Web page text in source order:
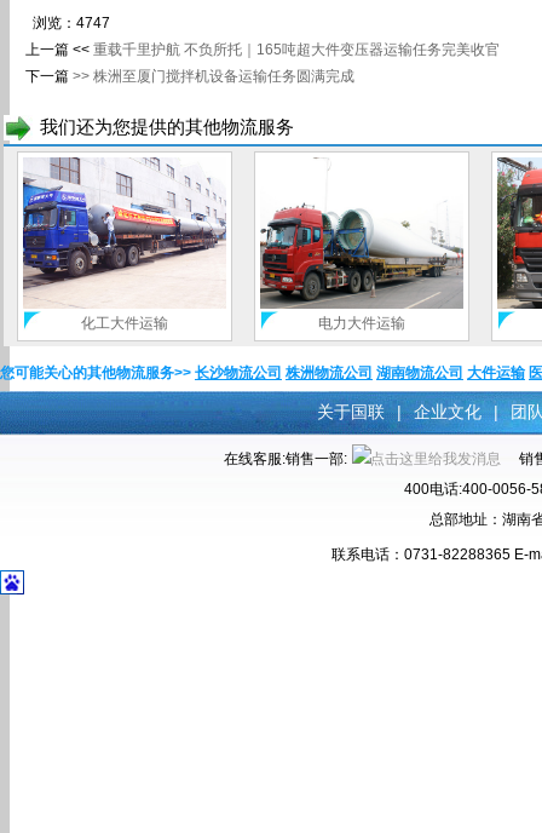
浏览：4747
上一篇 << 重载千里护航 不负所托｜165吨超大件变压器运输任务完美收官
下一篇 >>株洲至厦门搅拌机设备运输任务圆满完成
我们还为您提供的其他物流服务
化工大件运输 电力大件运输
您可能关心的其他物流服务>> 长沙物流公司 株洲物流公司 湖南物流公司 大件运输
关于国联 | 企业文化 | 团
在线客服:销售一部:
销
400电话:400-0056-
总部地址：湖南
联系电话：0731-82288365 E-